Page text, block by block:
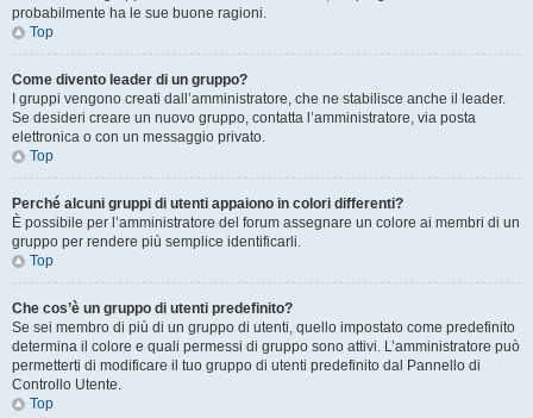
probabilmente ha le sue buone ragioni.
Top
Come divento leader di un gruppo?
I gruppi vengono creati dall’amministratore, che ne stabilisce anche il leader.
Se desideri creare un nuovo gruppo, contatta l’amministratore, via posta
elettronica o con un messaggio privato.
Top
Perché alcuni gruppi di utenti appaiono in colori differenti?
È possibile per l’amministratore del forum assegnare un colore ai membri di un
gruppo per rendere più semplice identificarli.
Top
Che cos’è un gruppo di utenti predefinito?
Se sei membro di più di un gruppo di utenti, quello impostato come predefinito
determina il colore e quali permessi di gruppo sono attivi. L’amministratore può
permetterti di modificare il tuo gruppo di utenti predefinito dal Pannello di
Controllo Utente.
Top